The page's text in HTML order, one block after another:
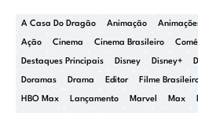
A Casa Do Dragão Animação
Ação Cinema Cinema Brasileiro
Destaques Principais Disney Disney+
Doramas Drama Editor Filme
HBO Max Lançamento Marvel Max